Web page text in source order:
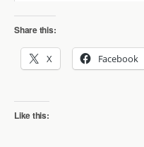
Share this:
X Facebook
Like this: